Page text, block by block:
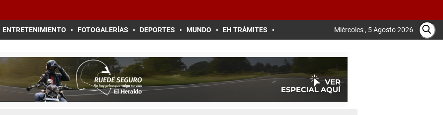
ENTRETENIMIENTO FOTOGALERÍAS DEPORTES MUNDO EH TRÁMITES Miércoles , 5 Agosto 2026